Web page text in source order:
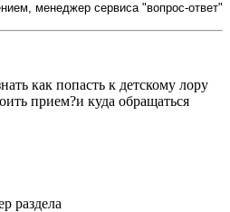
менеджер сервиса "вопрос-ответ"
как попасть к детскому лору
прием?и куда обращаться
раздела